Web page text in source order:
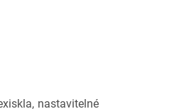
nastavitelné